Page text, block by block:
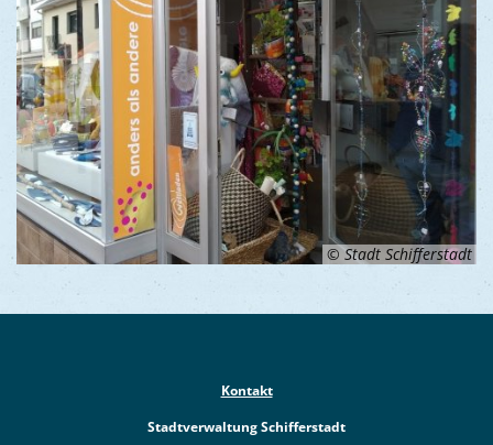
© Stadt Schifferstadt
Kontakt
Stadtverwaltung Schifferstadt